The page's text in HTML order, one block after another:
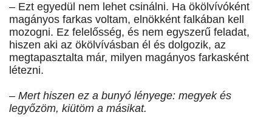
– Ezt egyedül nem lehet csinálni. Ha ökölvívóként
magányos farkas voltam, elnökként falkában kell
mozogni. Ez felelősség, és nem egyszerű feladat,
hiszen aki az ökölvívásban él és dolgozik, az
megtapasztalta már, milyen magányos farkasként
létezni.
– Mert hiszen ez a bunyó lényege: megyek és
legyőzöm, kiütöm a másikat.